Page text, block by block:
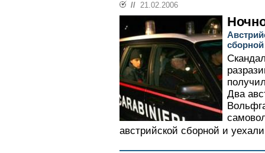
// 21.02.2006
сборной
Два
австрийской сборной и